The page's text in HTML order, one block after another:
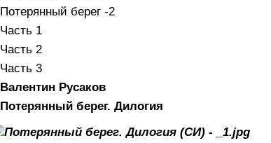
Потерянный берег -2
Часть 1
Часть 2
Часть 3
Валентин Русаков
Потерянный берег. Дилогия